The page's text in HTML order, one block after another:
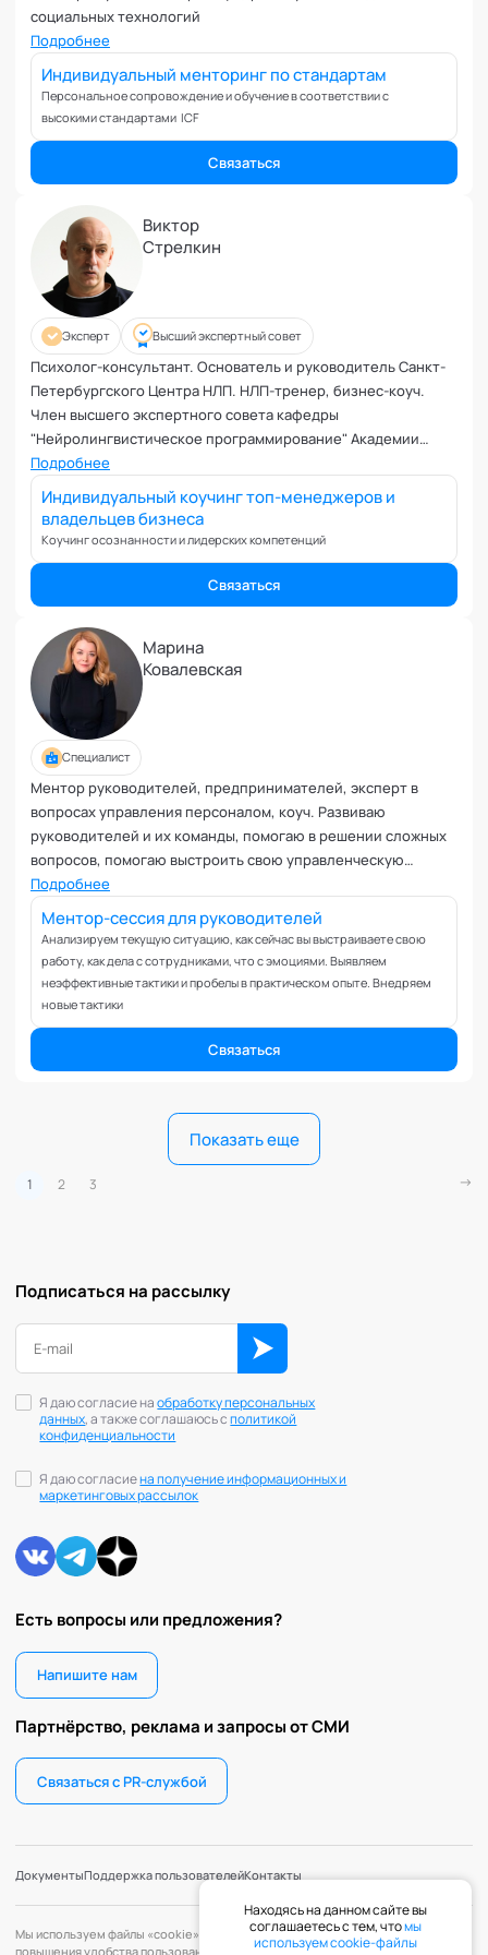
Физические травмы и реабилитация
Фобии и страхи
Формирование команд
Целеполагание и планирование
Эмоциональные расстройства
социальных технологий
Подробнее
Индивидуальный менторинг по стандартам
Персональное сопровождение и обучение в соответствии с
высокими стандартами ICF
Связаться
Виктор
Стрелкин
Эксперт Высший экспертный совет
Психолог-консультант. Основатель и руководитель Санкт-
Петербургского Центра НЛП. НЛП-тренер, бизнес-коуч.
Член высшего экспертного совета кафедры
"Нейролингвистическое программирование" Академии
социальных технологий
Подробнее
Индивидуальный коучинг топ-менеджеров и
владельцев бизнеса
Коучинг осознанности и лидерских компетенций
Связаться
Марина
Ковалевская
Специалист
Ментор руководителей, предпринимателей, эксперт в
вопросах управления персоналом, коуч. Развиваю
руководителей и их команды, помогаю в решении сложных
вопросов, помогаю выстроить свою управленческую
работу, работу с командой и внутри команды. Психолог,
кризисный психолог, бизнес психолог.
Подробнее
Ментор-сессия для руководителей
Анализируем текущую ситуацию, как сейчас вы выстраиваете свою
работу, как дела с сотрудниками, что с эмоциями. Выявляем
неэффективные тактики и пробелы в практическом опыте. Внедряем
новые тактики
Связаться
Показать еще
1 2 3
Есть вопросы или предложения?
Напишите нам
Партнёрство, реклама и запросы от СМИ
Связаться с PR-службой
Подписаться на рассылку
Я даю согласие наобработку персональных
данных, а также соглашаюсь сполитикой
конфиденциальности
Я даю согласиена получение информационных и
маркетинговых рассылок
ДокументыПоддержка пользователейКонтакты
Мы используем файлы «cookie» с целью персонализации сервисов и
повышения удобства пользования веб-сайтом. «Cookie» — файлы,
Находясь на данном сайте вы
соглашаетесь с тем, чтомы
используем cookie-файлы